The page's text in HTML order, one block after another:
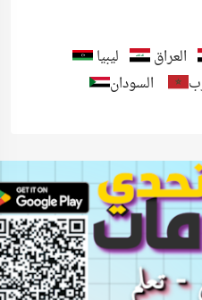
العراق
ليبيا
السودان